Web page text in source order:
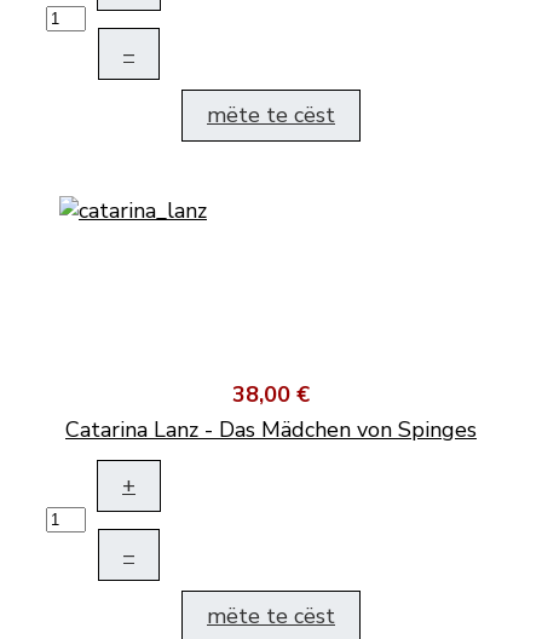
–
mëte te cëst
38,00 €
Catarina Lanz - Das Mädchen von Spinges
+
–
mëte te cëst